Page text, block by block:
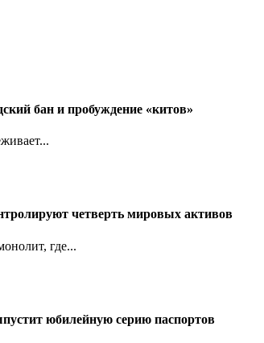
бан и пробуждение «китов»
четверть мировых активов
где...
юбилейную серию паспортов